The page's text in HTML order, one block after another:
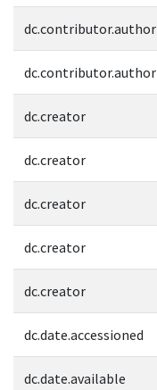
dc.contributor.author
dc.contributor.author
dc.creator
dc.creator
dc.creator
dc.creator
dc.creator
dc.date.accessioned
dc.date.available